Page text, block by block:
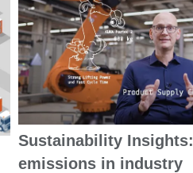
Sustainability
emissions in industry